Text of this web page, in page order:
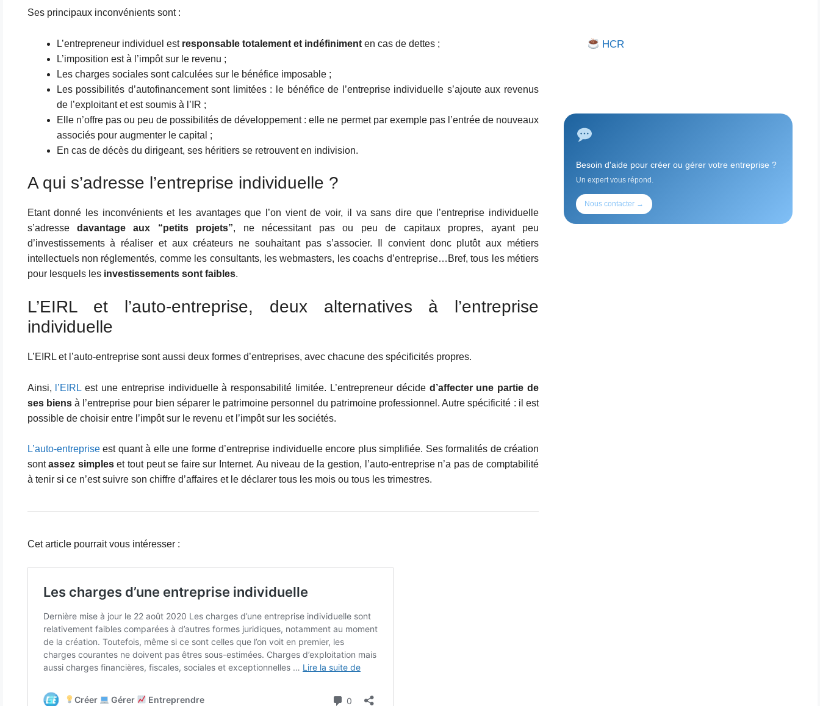
Ses principaux inconvénients sont :
L’entrepreneur individuel est responsable totalement et indéfinimenten cas de dettes ;
L’imposition est à l’impôt sur le revenu ;
Les charges sociales sont calculées sur le bénéfice imposable ;
Les possibilités d’autofinancement sont limitées : le bénéfice de l’entreprise individuelle s’ajoute aux revenus
de l’exploitant et est soumis à l’IR ;
Elle n’offre pas ou peu de possibilités de développement : elle ne permet par exemple pas l’entrée de nouveaux
associés pour augmenter le capital ;
En cas de décès du dirigeant, ses héritiers se retrouvent en indivision.
A qui s’adresse l’entreprise individuelle ?
Etant donné les inconvénients et les avantages que l’on vient de voir, il va sans dire que l’entreprise individuelle
s’adresse davantage aux “petits projets”, ne nécessitant pas ou peu de capitaux propres, ayant peu
d’investissements à réaliser et aux créateurs ne souhaitant pas s’associer. Il convient donc plutôt aux métiers
intellectuels non réglementés, comme les consultants, les webmasters, les coachs d’entreprise…Bref, tous les métiers
pour lesquels les investissements sont faibles.
L’EIRL et l’auto-entreprise, deux alternatives à l’entreprise
individuelle
L’EIRL et l’auto-entreprise sont aussi deux formes d’entreprises, avec chacune des spécificités propres.
Ainsi, l’EIRL est une entreprise individuelle à responsabilité limitée. L’entrepreneur décide d’affecter une partie de
ses biensà l’entreprise pour bien séparer le patrimoine personnel du patrimoine professionnel. Autre spécificité : il est
possible de choisir entre l’impôt sur le revenu et l’impôt sur les sociétés.
L’auto-entrepriseest quant à elle une forme d’entreprise individuelle encore plus simplifiée. Ses formalités de création
sontassez simpleset tout peut se faire sur Internet. Au niveau de la gestion, l’auto-entreprise n’a pas de comptabilité
à tenir si ce n’est suivre son chiffre d’affaires et le déclarer tous les mois ou tous les trimestres.
Cet article pourrait vous intéresser :
HCR
Besoin d'aide pour créer ou gérer votre entreprise ?
Un expert vous répond.
Nous contacter →